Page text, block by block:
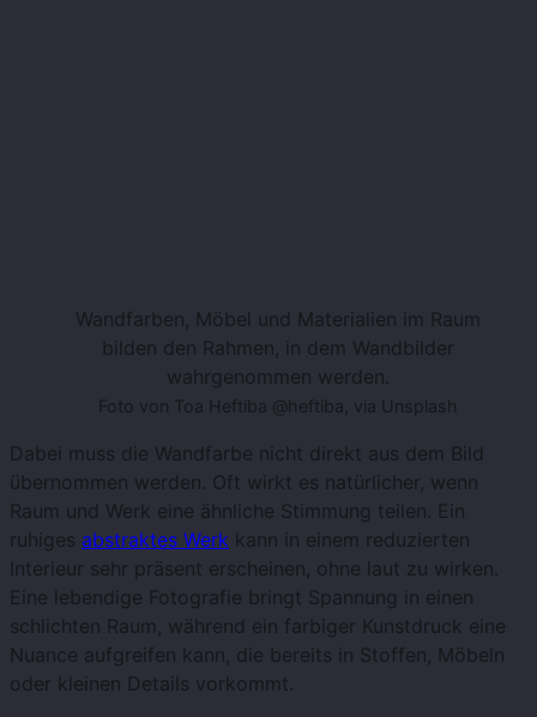
Wandfarben, Möbel und Materialien im Raum
bilden den Rahmen, in dem Wandbilder
wahrgenommen werden.
Foto von Toa Heftiba @heftiba, via Unsplash
Dabei muss die Wandfarbe nicht direkt aus dem Bild
übernommen werden. Oft wirkt es natürlicher, wenn
Raum und Werk eine ähnliche Stimmung teilen. Ein
ruhiges abstraktes Werk kann in einem reduzierten
Interieur sehr präsent erscheinen, ohne laut zu wirken.
Eine lebendige Fotografie bringt Spannung in einen
schlichten Raum, während ein farbiger Kunstdruck eine
Nuance aufgreifen kann, die bereits in Stoffen, Möbeln
oder kleinen Details vorkommt.